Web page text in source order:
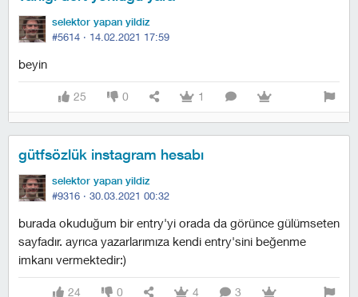
selektor yapan yildiz
#5614 · 14.02.2021 17:59
beyin
25 0 1
gütfsözlük instagram hesabı
selektor yapan yildiz
#9316 · 30.03.2021 00:32
burada okuduğum bir entry'yi orada da görünce gülümseten
sayfadır. ayrıca yazarlarımıza kendi entry'sini beğenme
imkanı vermektedir:)
24 0 4 3